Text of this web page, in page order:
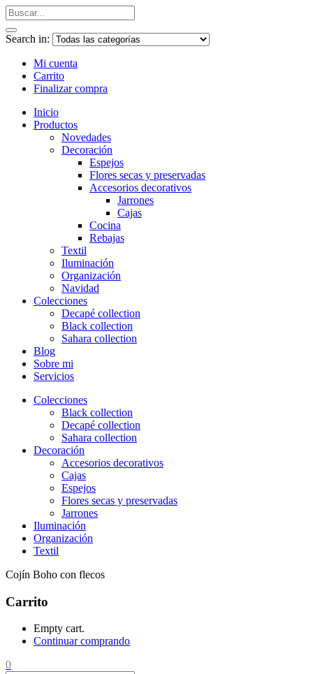
Search in:
Mi cuenta
Carrito
Finalizar compra
Inicio
Productos
Novedades
Decoración
Espejos
Flores secas y preservadas
Accesorios decorativos
Jarrones
Cajas
Cocina
Rebajas
Textil
Iluminación
Organización
Navidad
Colecciones
Decapé collection
Black collection
Sahara collection
Blog
Sobre mi
Servicios
Colecciones
Black collection
Decapé collection
Sahara collection
Decoración
Accesorios decorativos
Cajas
Espejos
Flores secas y preservadas
Jarrones
Iluminación
Organización
Textil
Cojín Boho con flecos
Carrito
Empty cart.
Continuar comprando
0